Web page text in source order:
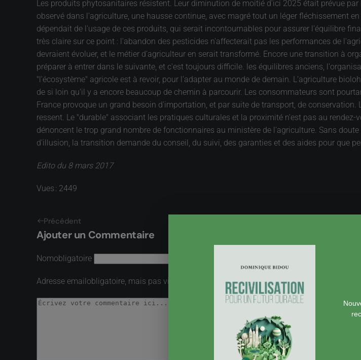
Les produits phytosanitaires résistent. Leur diminution de moitié d'ici 2025 était prévue
observé dans l'agriculture, une hausse continue, avec magré tout un léger fléchissement
dépendait de l'usage de ces produits, qui serait incontournables pour assurer l'équilibre
très claire sur ce point : l'abandon des pesticides n'affecterait pas les performances de
devraient évoluer, et le métier d'agriculteur en serait transformé. Encore une transition à
préparer à entrer dans le suivante, et c'est toujours difficile. les équilibres anciens,
"l'écosystème" agricole est à revoir, pour l'adapter au monde de demain. L'agriculture
de si loin qu'il y a encore beaucoup de chemin à parcourir. Les consommateurs sont
France provoque un grand besoin d'importation, et par suite de transport, de
ressent. Le "durable" associant les pratiques culturales et la proximité n'est pas au
dénoncent le trop grand nombre de fonctionnaires au ministère de l'agriculture. Sans
d'illusion, la transition demande du conseil, du suivi, des garanties et des aides pour que
Edito du 8 mars 2017
Vues : 2449
Précédent
Ajouter un Commentaire
Nomobligatoire
Adresse emailobligatoire, mais pas visible